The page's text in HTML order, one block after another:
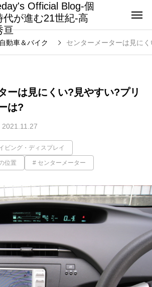
Official Blog-個
代が進む21世紀-高
亘
自動車＆バイク センターメーターは見に
ーは見にくい?見やすい?プリ
は?
2021.11.27
ビング・ディスプレイ
位置 センターメーター